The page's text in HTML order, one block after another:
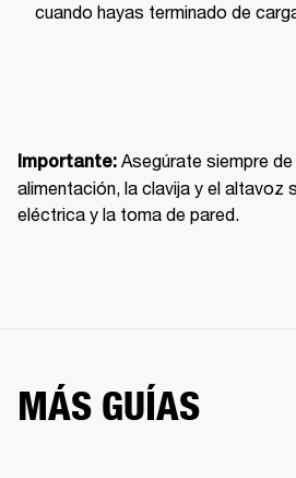
cuando hayas terminado de
Importante: Asegúrate siempre
alimentación, la clavija y el altavoz
eléctrica y la toma de pared.
MÁS GUÍAS